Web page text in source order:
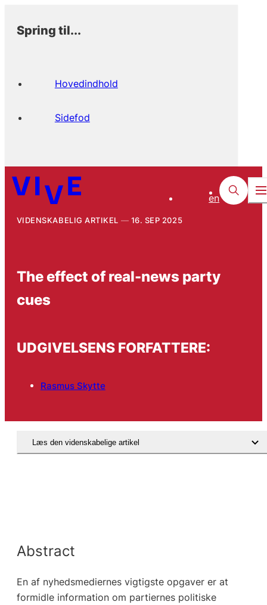
Spring til...
Hovedindhold
Sidefod
en
VIDENSKABELIG ARTIKEL 16. SEP 2025
The effect of real-news party
cues
UDGIVELSENS FORFATTERE:
Rasmus Skytte
Læs den videnskabelige artikel
Abstract
En af nyhedsmediernes vigtigste opgaver er at
formidle information om partiernes politiske